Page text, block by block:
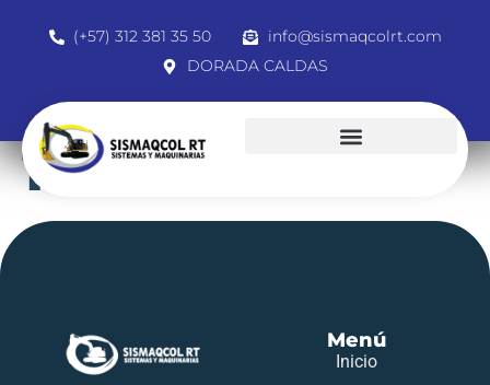
(+57) 312 381 35 50
info@sismaqcolrt.com
DORADA CALDAS
1121042425
Menú
Inicio